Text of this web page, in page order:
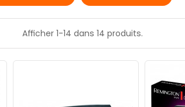
Afficher 1-14 dans 14 produits.